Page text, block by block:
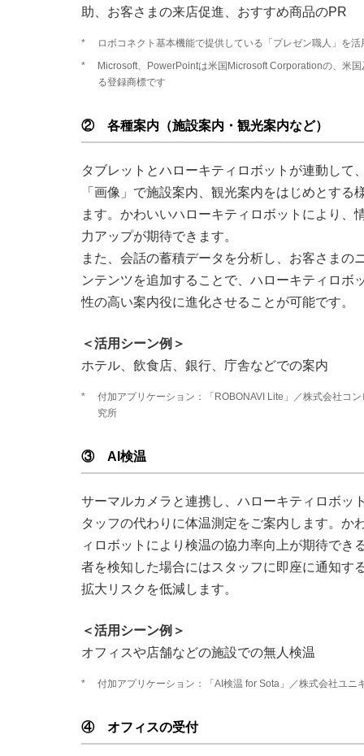
助、お客さまの来店促進、おすすめ商品のPR
*
ロボコネクト基本機能で提供している「プレゼン職人」を活
*
Microsoft、PowerPointは米国Microsoft Corporationの、米
る登録商標です
② 各種案内（施設案内・観光案内など）
タブレットとハローキティロボットが連動して
「画像」で施設案内、観光案内をはじめとする
ます。かわいいハローキティロボットにより、
力アップが期待できます。
また、会話の蓄積データを分析し、お客さまの
ンテンツを追加することで、ハローキティロボ
性の高い案内役に進化させることが可能です。
＜活用シーン例＞
ホテル、飲食店、銀行、庁舎などでの案内
*
付加アプリケーション：「ROBONAVI Lite」／株式会社コ
究所
③ AI検温
サーマルカメラと連携し、ハローキティロボッ
タッフの代わりに体温測定をご案内します。か
ィロボットにより検温の協力率向上が期待でき
者を検知した場合にはスタッフに即座に通知す
拡大リスクを低減します。
＜活用シーン例＞
オフィスや店舗などの施設での無人検温
* 付加アプリケーション：「AI検温 for Sota」／株式会社ユニ
④ オフィスの受付